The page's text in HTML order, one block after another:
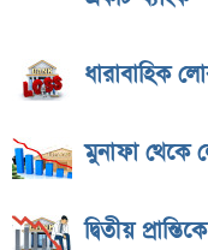
ধারাবাহিক
মুনাফা থেকে
দ্বিতীয়